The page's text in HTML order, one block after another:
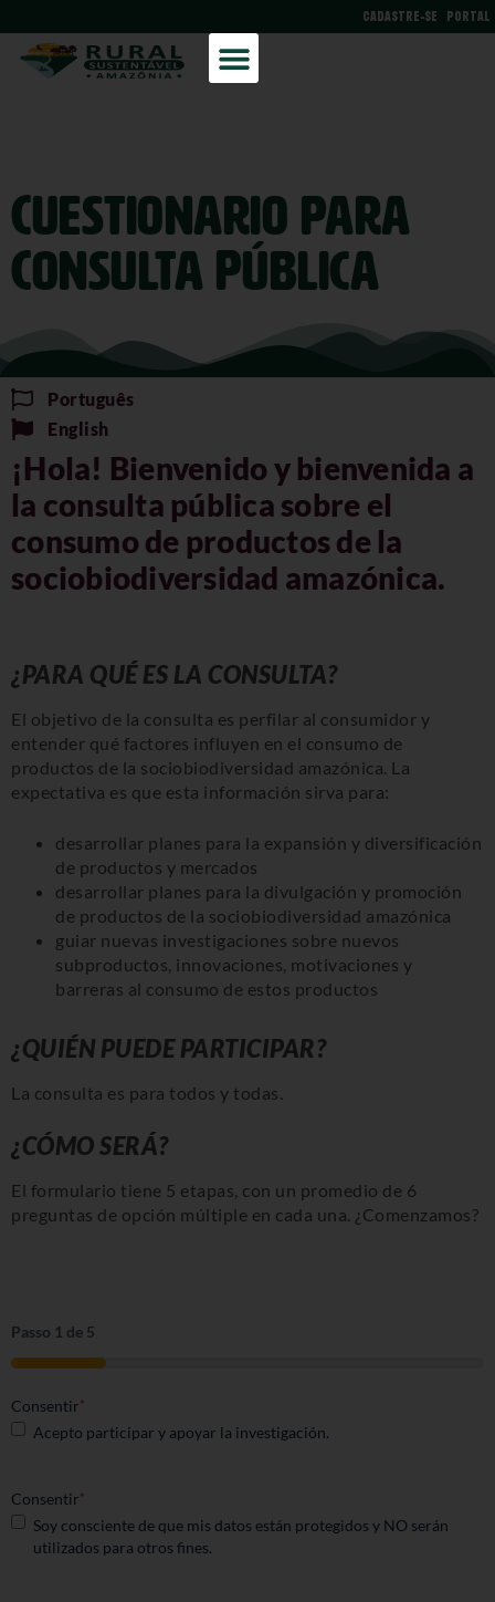
PORTAL
CADASTRE-SE
Cuestionario para
Consulta Pública
Português
English
¡Hola! Bienvenido y bienvenida a
la consulta pública sobre el
consumo de productos de la
sociobiodiversidad amazónica.
¿PARA QUÉ ES LA CONSULTA?
El objetivo de la consulta es perfilar al consumidor y
entender qué factores influyen en el consumo de
productos de la sociobiodiversidad amazónica. La
expectativa es que esta información sirva para:
desarrollar planes para la expansión y diversificación
de productos y mercados
desarrollar planes para la divulgación y promoción
de productos de la sociobiodiversidad amazónica
guiar nuevas investigaciones sobre nuevos
subproductos, innovaciones, motivaciones y
barreras al consumo de estos productos
¿QUIÉN PUEDE PARTICIPAR?
La consulta es para todos y todas.
¿CÓMO SERÁ?
El formulario tiene 5 etapas, con un promedio de 6
preguntas de opción múltiple en cada una. ¿Comenzamos?
Passo 1 de 5
20%
Consentir*
Acepto participar y apoyar la investigación.
Consentir*
Soy consciente de que mis datos están protegidos y NO serán
utilizados para otros fines.